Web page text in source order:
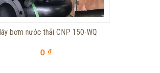
bơm nước thải CNP 150-WQ
0 ₫